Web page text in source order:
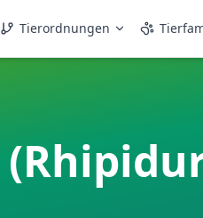
Tierordnungen